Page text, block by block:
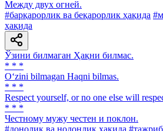
Между двух огней.
#барқарорлик ва беқарорлик ҳақида
ҳақида
Ўзини билмаган Ҳақни билмас.
* * *
O‘zini bilmagan Haqni bilmas.
* * *
Respect yourself, or no one else will
* * *
Честному мужу честен и поклон.